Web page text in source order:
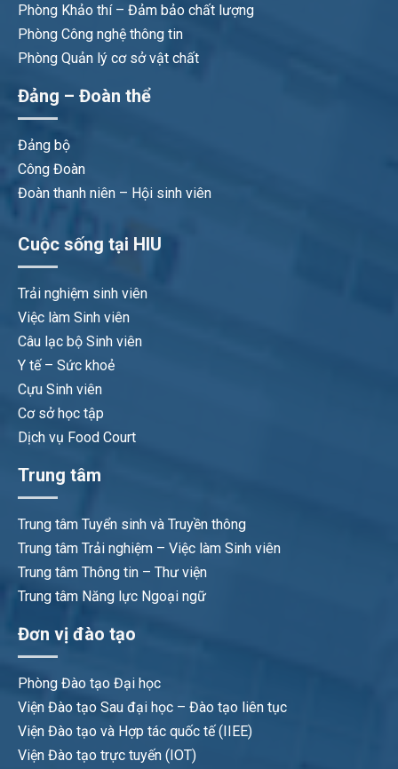
Phòng Khảo thí – Đảm bảo chất lượng
Phòng Công nghệ thông tin
Phòng Quản lý cơ sở vật chất
Đảng – Đoàn thể
Đảng bộ
Công Đoàn
Đoàn thanh niên – Hội sinh viên
Cuộc sống tại HIU
Trải nghiệm sinh viên
Việc làm Sinh viên
Câu lạc bộ Sinh viên
Y tế – Sức khoẻ
Cựu Sinh viên
Cơ sở học tập
Dịch vụ Food Court
Trung tâm
Trung tâm Tuyển sinh và Truyền thông
Trung tâm Trải nghiệm – Việc làm Sinh viên
Trung tâm Thông tin – Thư viện
Trung tâm Năng lực Ngoại ngữ
Đơn vị đào tạo
Phòng Đào tạo Đại học
Viện Đào tạo Sau đại học – Đào tạo liên tục
Viện Đào tạo và Hợp tác quốc tế (IIEE)
Viện Đào tạo trực tuyến (IOT)